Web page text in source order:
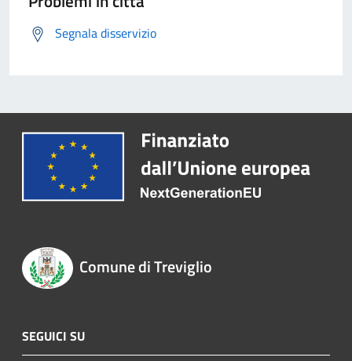
Segnala disservizio
Comune di Treviglio
SEGUICI SU